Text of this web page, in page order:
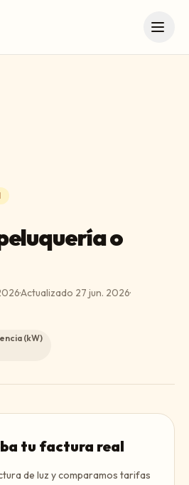
o
·Actualizado 27 jun. 2026·
(kW)
tu factura real
de luz y comparamos tarifas